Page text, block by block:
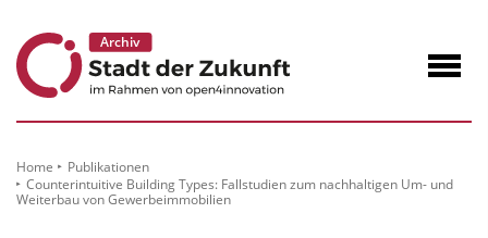
Inhalt
Home
Publikationen
Counterintuitive Building Types: Fallstudien zum nachhaltigen Um- und
Weiterbau von Gewerbeimmobilien